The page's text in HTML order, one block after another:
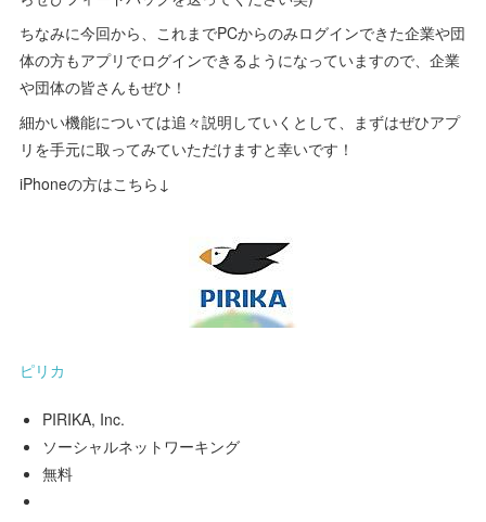
ちなみに今回から、これまでPCからのみログインできた企業や団
体の方もアプリでログインできるようになっていますので、企業
や団体の皆さんもぜひ！
細かい機能については追々説明していくとして、まずはぜひアプ
リを手元に取ってみていただけますと幸いです！
iPhoneの方はこちら↓
ピリカ
PIRIKA, Inc.
ソーシャルネットワーキング
無料